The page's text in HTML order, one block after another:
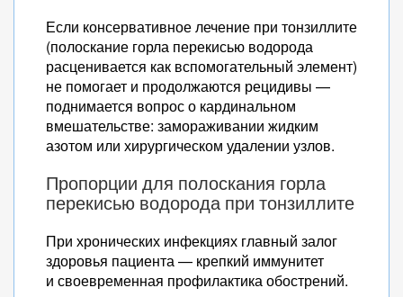
Если консервативное лечение при тонзиллите
(полоскание горла перекисью водорода
расценивается как вспомогательный элемент)
не помогает и продолжаются рецидивы —
поднимается вопрос о кардинальном
вмешательстве: замораживании жидким
азотом или хирургическом удалении узлов.
Пропорции для полоскания горла
перекисью водорода при тонзиллите
При хронических инфекциях главный залог
здоровья пациента — крепкий иммунитет
и своевременная профилактика обострений.